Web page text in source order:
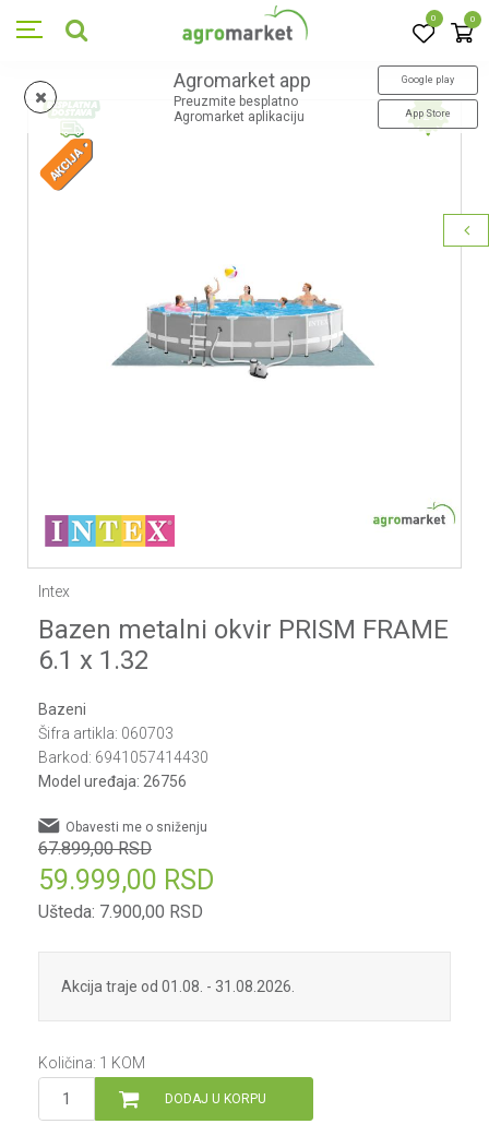
0 0
Agromarket app
Preuzmite besplatno
Agromarket aplikaciju
Google play
App Store
12 %
Intex
Bazen metalni okvir PRISM FRAME
6.1 x 1.32
Bazeni
Šifra artikla: 060703
Barkod: 6941057414430
Model uređaja: 26756
67.899,00 RSD
59.999,00 RSD
Ušteda: 7.900,00 RSD
Obavesti me o sniženju
Akcija traje od 01.08. - 31.08.2026.
Količina: 1 KOM
DODAJ U KORPU